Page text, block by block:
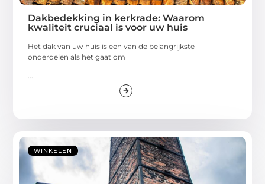
Dakbedekking in kerkrade: Waarom
kwaliteit cruciaal is voor uw huis
Het dak van uw huis is een van de belangrijkste
onderdelen als het gaat om
...
WINKELEN